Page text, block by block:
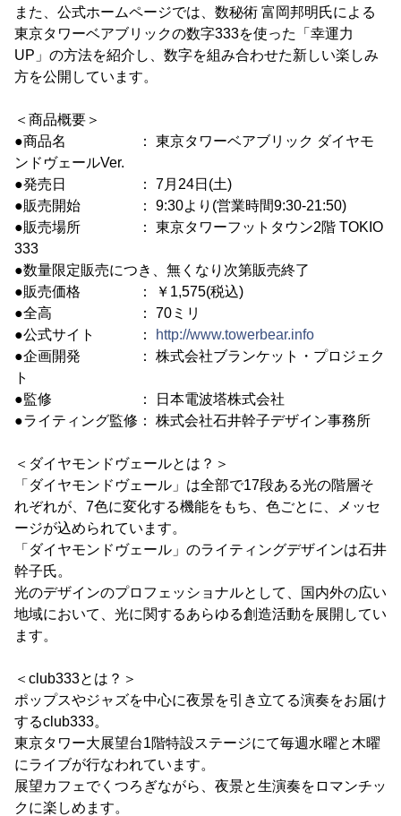
また、公式ホームページでは、数秘術 富岡邦明氏による
東京タワーベアブリックの数字333を使った「幸運力
UP」の方法を紹介し、数字を組み合わせた新しい楽しみ
方を公開しています。
＜商品概要＞
●商品名 ： 東京タワーベアブリック ダイヤモ
ンドヴェールVer.
●発売日 ： 7月24日(土)
●販売開始 ： 9:30より(営業時間9:30-21:50)
●販売場所 ： 東京タワーフットタウン2階 TOKIO
333
●数量限定販売につき、無くなり次第販売終了
●販売価格 ： ￥1,575(税込)
●全高 ： 70ミリ
●公式サイト ：
http://www.towerbear.info
●企画開発 ： 株式会社ブランケット・プロジェク
ト
●監修 ： 日本電波塔株式会社
●ライティング監修： 株式会社石井幹子デザイン事務所
＜ダイヤモンドヴェールとは？＞
「ダイヤモンドヴェール」は全部で17段ある光の階層そ
れぞれが、7色に変化する機能をもち、色ごとに、メッセ
ージが込められています。
「ダイヤモンドヴェール」のライティングデザインは石井
幹子氏。
光のデザインのプロフェッショナルとして、国内外の広い
地域において、光に関するあらゆる創造活動を展開してい
ます。
＜club333とは？＞
ポップスやジャズを中心に夜景を引き立てる演奏をお届け
するclub333。
東京タワー大展望台1階特設ステージにて毎週水曜と木曜
にライブが行なわれています。
展望カフェでくつろぎながら、夜景と生演奏をロマンチッ
クに楽しめます。